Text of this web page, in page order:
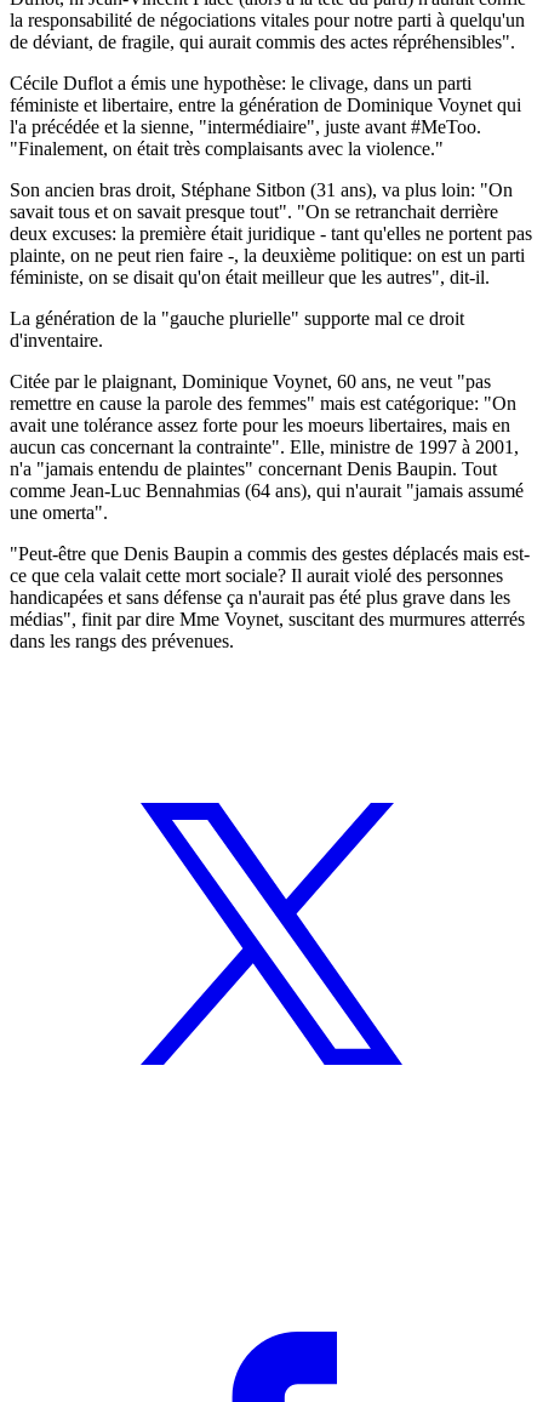
la responsabilité de négociations vitales pour notre parti à quelqu'un
de déviant, de fragile, qui aurait commis des actes répréhensibles".
Cécile Duflot a émis une hypothèse: le clivage, dans un parti
féministe et libertaire, entre la génération de Dominique Voynet qui
l'a précédée et la sienne, "intermédiaire", juste avant #MeToo.
"Finalement, on était très complaisants avec la violence."
Son ancien bras droit, Stéphane Sitbon (31 ans), va plus loin: "On
savait tous et on savait presque tout". "On se retranchait derrière
deux excuses: la première était juridique - tant qu'elles ne portent pas
plainte, on ne peut rien faire -, la deuxième politique: on est un parti
féministe, on se disait qu'on était meilleur que les autres", dit-il.
La génération de la "gauche plurielle" supporte mal ce droit
d'inventaire.
Citée par le plaignant, Dominique Voynet, 60 ans, ne veut "pas
remettre en cause la parole des femmes" mais est catégorique: "On
avait une tolérance assez forte pour les moeurs libertaires, mais en
aucun cas concernant la contrainte". Elle, ministre de 1997 à 2001,
n'a "jamais entendu de plaintes" concernant Denis Baupin. Tout
comme Jean-Luc Bennahmias (64 ans), qui n'aurait "jamais assumé
une omerta".
"Peut-être que Denis Baupin a commis des gestes déplacés mais est-
ce que cela valait cette mort sociale? Il aurait violé des personnes
handicapées et sans défense ça n'aurait pas été plus grave dans les
médias", finit par dire Mme Voynet, suscitant des murmures atterrés
dans les rangs des prévenues.